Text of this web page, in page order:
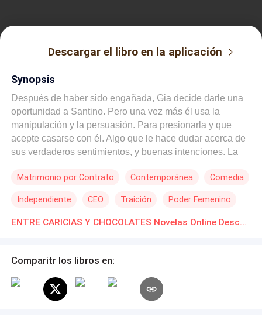
Descargar el libro en la aplicación
Synopsis
Después de haber sido engañada, Gia decide darle una
oportunidad a Santino. Pero una vez más él usa la
manipulación y la persuasión. Para presionarla y que
acepte casarse con él. Algo que le hace dudar acerca de
sus verdaderos sentimientos, y buenas intenciones. La
noche de bodas ella se marche, dejando a Santino un
amor que Gia dice sentir por él. Por tal motivo, le deja
espacio para que aclare un poco sus sentimientos.
decide regresar, una de sus amigas le comenta que ha
ella de manera inmediata comprueba, los celos y el
sentirse traicionada de nuevo por él hacen que no quiera
Matrimonio por Contrato Contemporánea Comedia
Independiente CEO Traición Poder Femenino
Matrimonio Exprés ENTRE CARICIAS Y CHOCOLATES Novelas Online Descarga gratuita de PDF
Comparitr los libros en: